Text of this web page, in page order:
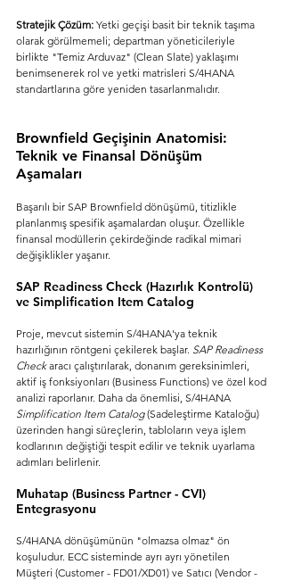
Stratejik Çözüm: Yetki geçişi basit bir teknik taşıma
olarak görülmemeli; departman yöneticileriyle
birlikte "Temiz Arduvaz" (Clean Slate) yaklaşımı
benimsenerek rol ve yetki matrisleri S/4HANA
standartlarına göre yeniden tasarlanmalıdır.
Brownfield Geçişinin Anatomisi:
Teknik ve Finansal Dönüşüm
Aşamaları
Başarılı bir SAP Brownfield dönüşümü, titizlikle
planlanmış spesifik aşamalardan oluşur. Özellikle
finansal modüllerin çekirdeğinde radikal mimari
değişiklikler yaşanır.
SAP Readiness Check (Hazırlık Kontrolü)
ve Simplification Item Catalog
Proje, mevcut sistemin S/4HANA'ya teknik
hazırlığının röntgeni çekilerek başlar. SAP Readiness
Check aracı çalıştırılarak, donanım gereksinimleri,
aktif iş fonksiyonları (Business Functions) ve özel kod
analizi raporlanır. Daha da önemlisi, S/4HANA
Simplification Item Catalog (Sadeleştirme Kataloğu)
üzerinden hangi süreçlerin, tabloların veya işlem
kodlarının değiştiği tespit edilir ve teknik uyarlama
adımları belirlenir.
Muhatap (Business Partner - CVI)
Entegrasyonu
S/4HANA dönüşümünün "olmazsa olmaz" ön
koşuludur. ECC sisteminde ayrı ayrı yönetilen
Müşteri (Customer - FD01/XD01) ve Satıcı (Vendor -